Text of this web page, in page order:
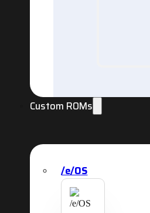
Custom ROMs
/e/OS